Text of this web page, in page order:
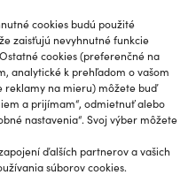
cookies budú použité
zaisťujú nevyhnutné funkcie
cookies (preferenčné na
analytické k prehľadom o vašom
reklamy na mieru) môžete buď
a prijímam“, odmietnuť alebo
nastavenia“. Svoj výber môžete
ďalších partnerov a vašich
súborov cookies.